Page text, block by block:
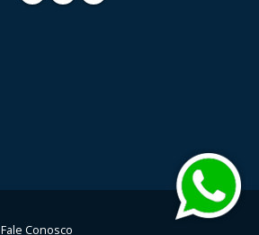
Fale Conosco